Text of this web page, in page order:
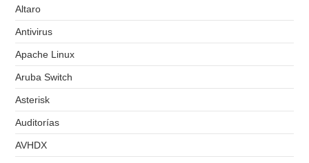
Altaro
Antivirus
Apache Linux
Aruba Switch
Asterisk
Auditorías
AVHDX